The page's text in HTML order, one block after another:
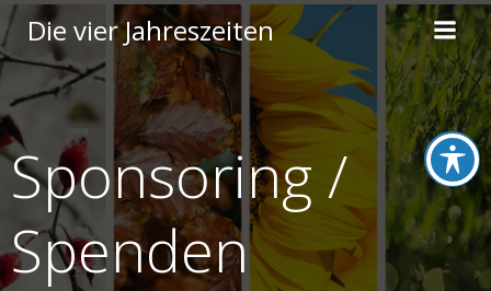
Zum
Inhalt
springen
Die vier Jahreszeiten
Sponsoring /
Spenden